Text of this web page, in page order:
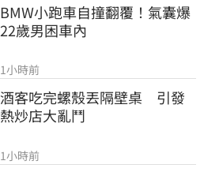
BMW小跑車自撞翻覆！氣囊爆
22歲男困車內
1小時前
酒客吃完螺殼丟隔壁桌　引發
熱炒店大亂鬥
1小時前